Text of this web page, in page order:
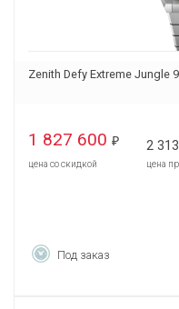
Zenith Defy Extreme Jungle
1 827 600 ₽
цена со скидкой
2
цена
Под заказ